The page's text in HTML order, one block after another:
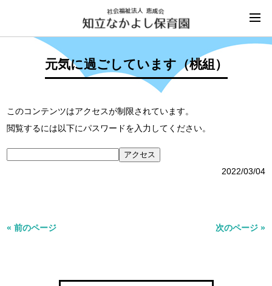
元気に過ごしています（桃組）
このコンテンツはアクセスが制限されています。
閲覧するには以下にパスワードを入力してください。
2022/03/04
« 前のページ 次のページ »